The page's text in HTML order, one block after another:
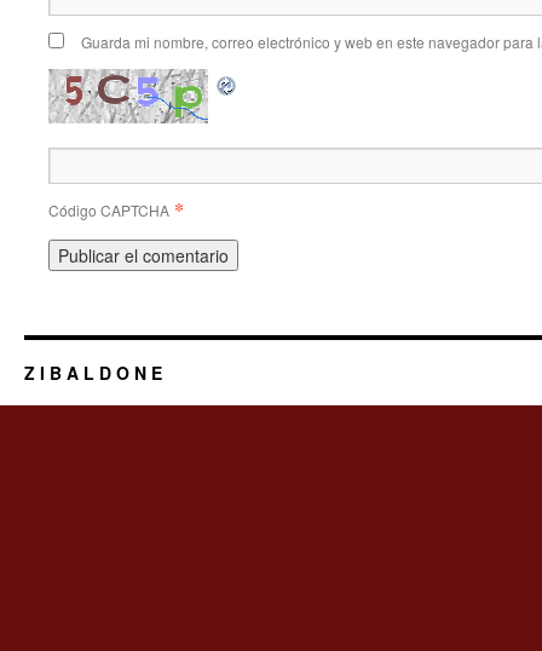
Guarda mi nombre, correo electrónico y web en este navegador para
Código CAPTCHA *
Z I B A L D O N E